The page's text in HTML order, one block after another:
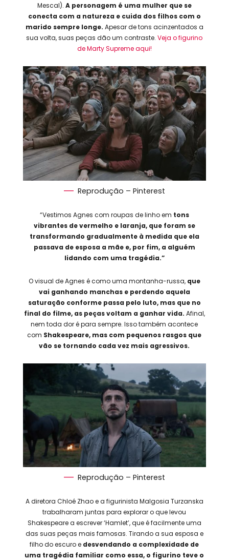
Mescal). A personagem é uma mulher que se
conecta com a natureza e cuida dos filhos com o
marido sempre longe. Apesar de tons acinzentados a
sua volta, suas peças dão um contraste.Veja o figurino
de Marty Supreme aqui!
Reprodução – Pinterest
“Vestimos Agnes com roupas de linho em tons
vibrantes de vermelho e laranja, que foram se
transformando gradualmente à medida que ela
passava de esposa a mãe e, por fim, a alguém
lidando com uma tragédia.”
O visual de Agnes é como uma montanha-russa, que
vai ganhando manchas e perdendo aquela
saturação conforme passa pelo luto, mas que no
final do filme, as peças voltam a ganhar vida. Afinal,
nem toda dor é para sempre. Isso também acontece
com Shakespeare, mas com pequenos rasgos que
vão se tornando cada vez mais agressivos.
Reprodução – Pinterest
A diretora Chloé Zhao e a figurinista Malgosia Turzanska
trabalharam juntas para explorar o que levou
Shakespeare a escrever ‘Hamlet’, que é facilmente uma
das suas peças mais famosas. Tirando a sua esposa e
filho do escuro e desvendando a complexidade de
uma tragédia familiar como essa, o figurino teve o